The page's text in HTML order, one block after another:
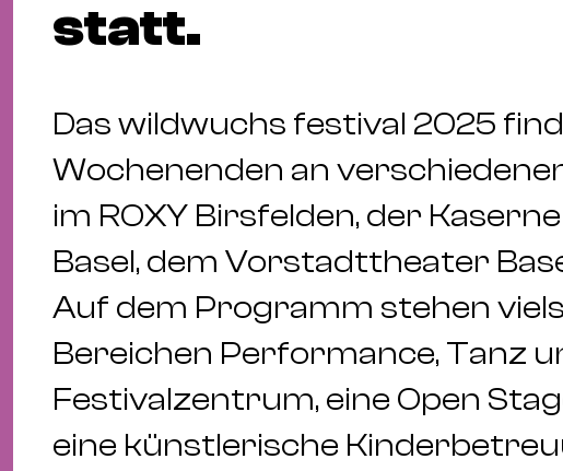
statt.
Das wildwuchs festival 2025
Wochenenden an
im ROXY Birsfelden, der
Basel, dem Vorstadttheater
Auf dem Programm stehen
Bereichen Performance, Tanz
Festivalzentrum, eine Open
eine künstlerische